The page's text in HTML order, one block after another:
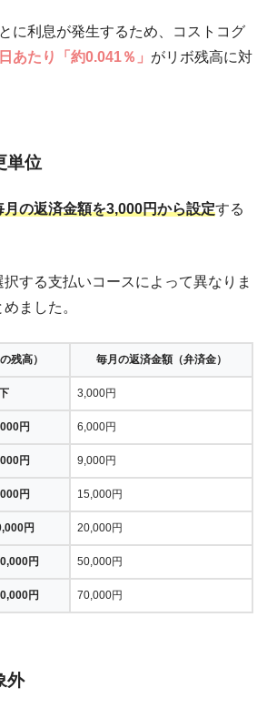
に利息が発生するため、コストコグ
あたり「約0.041％」 がリボ残高に対
単位
月の返済金額を3,000円から設定する
する支払いコースによって異なりま
ました。
残高） 毎月の返済金額（弁済金）
3,000円
円 6,000円
円 9,000円
円 15,000円
円 20,000円
円 50,000円
円 70,000円
外